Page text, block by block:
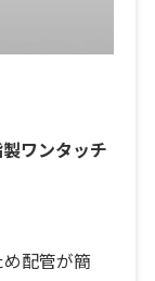
ワンタッチ
配管が簡